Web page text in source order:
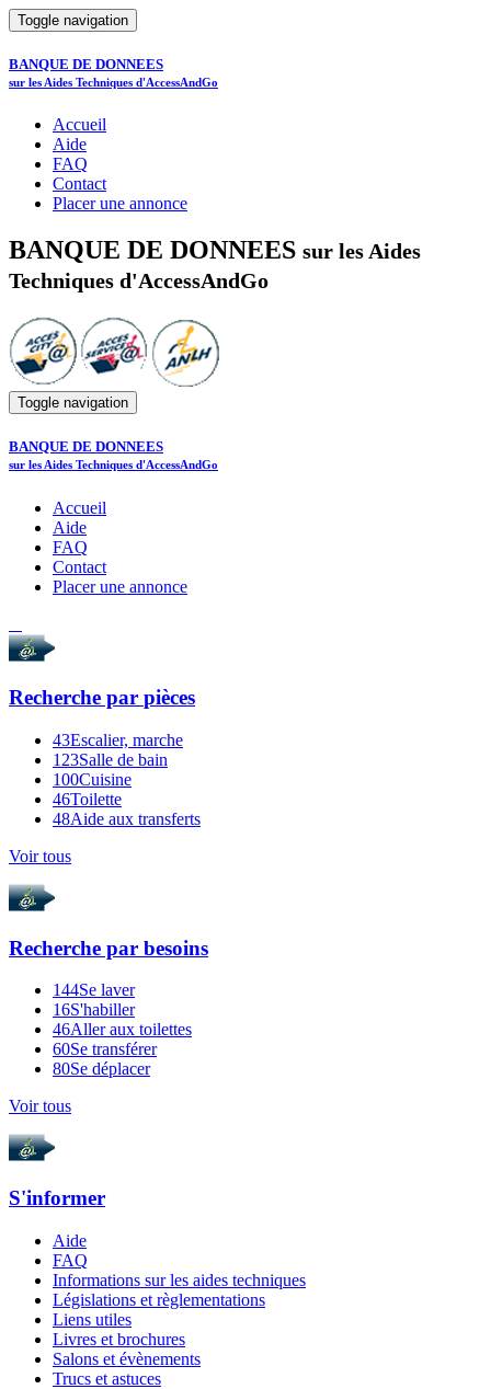
Toggle navigation
BANQUE DE DONNEES
sur les Aides Techniques d'AccessAndGo
Accueil
Aide
FAQ
Contact
Placer une annonce
BANQUE DE DONNEES sur les Aides
Techniques d'AccessAndGo
Toggle navigation
BANQUE DE DONNEES
sur les Aides Techniques d'AccessAndGo
Accueil
Aide
FAQ
Contact
Placer une annonce
Recherche par pièces
43Escalier, marche
123Salle de bain
100Cuisine
46Toilette
48Aide aux transferts
Voir tous
Recherche par besoins
144Se laver
16S'habiller
46Aller aux toilettes
60Se transférer
80Se déplacer
Voir tous
S'informer
Aide
FAQ
Informations sur les aides techniques
Législations et règlementations
Liens utiles
Livres et brochures
Salons et évènements
Trucs et astuces